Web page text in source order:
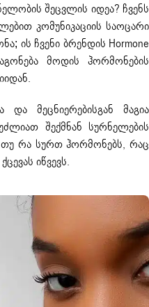
შეცვლის იდეა? ჩვენს
კომუნიკაციის საოცარი
ის ჩვენი ბრენდის Hormone
მოდის ჰორმონების
მეცნიერებისგან მაგია
შექმნან სურნელების
თუ რა სურთ ჰორმონებს, რაც
იწვევს.